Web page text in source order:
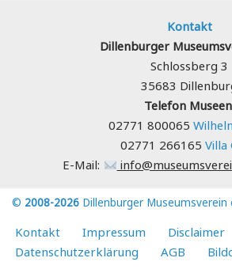
Kontakt
Dillenburger
Schlossberg 3
35683
Telefon
02771 800065
02771 266165Villa
E-Mail:
© 2008-2026 Dillenburger Museumsverein
Kontakt Impressum
Disclaimer
Datenschutzerklärung
AGB